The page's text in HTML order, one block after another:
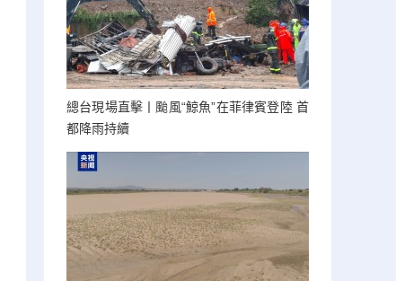
總台現場直擊丨颱風“鯨魚”在菲律賓登陸 首
都降雨持續